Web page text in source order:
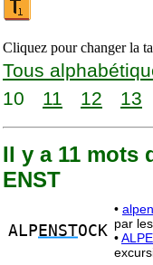
Cliquez pour changer la
Tous
10
11 12 13
Il y a 11 mots
ENST
ALP ENSTOCK
•
par
•